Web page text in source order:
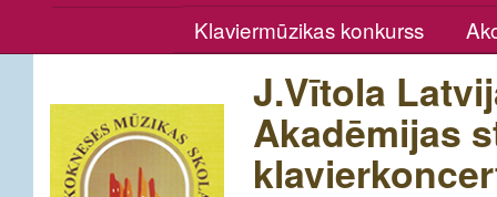
Klaviermūzikas konkurss
J.Vītola
Akadēmijas